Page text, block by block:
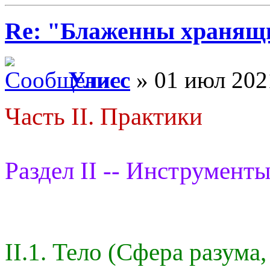
Re: "Блаженны
Улисс » 01 июл
Часть II. Практики
Раздел II --
II.1. Тело (Сфера